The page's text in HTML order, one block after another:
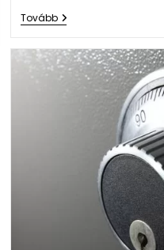
Tovább